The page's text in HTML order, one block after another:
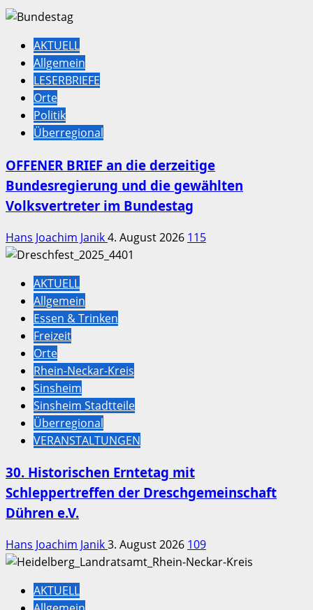
AKTUELL
Allgemein
LESERBRIEFE
Orte
Politik
Überregional
OFFENER BRIEF an die derzeitige
Bundesregierung und die gewählten
Volksvertreter im Bundestag
Hans Joachim Janik4. August 2026 115
AKTUELL
Allgemein
Essen & Trinken
Freizeit
Orte
Rhein-Neckar-Kreis
Sinsheim
Sinsheim Stadtteile
Überregional
VERANSTALTUNGEN
30. Historischen Erntetag mit
Schleppertreffen der Dreschgemeinschaft
Dühren e.V.
Hans Joachim Janik3. August 2026 109
AKTUELL